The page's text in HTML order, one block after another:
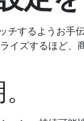
チするようお
イズするほど